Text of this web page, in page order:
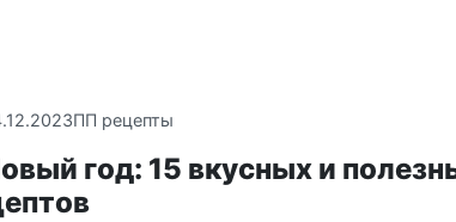
ПП рецепты
год: 15 вкусных и